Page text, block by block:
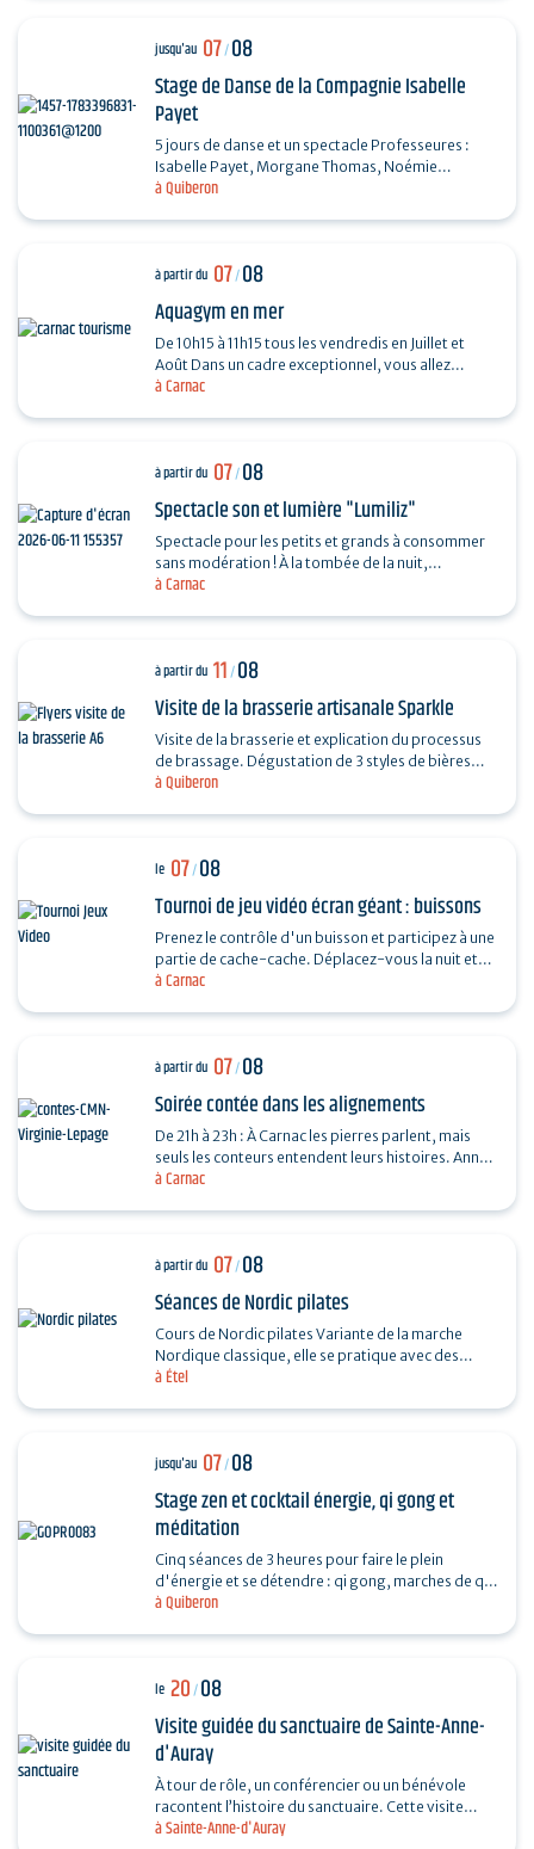
à Quiberon
jusqu'au 07/08
Stage de Danse de la Compagnie Isabelle
Payet
5 jours de danse et un spectacle Professeures :
Isabelle Payet, Morgane Thomas, Noémie
Bourrée, Louise Tanguy Pour les enfants, les
à Carnac
à partir du 07/08
Aquagym en mer
De 10h15 à 11h15 tous les vendredis en Juillet et
Août Dans un cadre exceptionnel, vous allez
muscler jambes, fesses, abdos et bras.
à Carnac
à partir du 07/08
Spectacle son et lumière "Lumiliz"
Spectacle pour les petits et grands à consommer
sans modération ! À la tombée de la nuit,
découvrez un spectacle de projections
à Quiberon
à partir du 11/08
Visite de la brasserie artisanale Sparkle
Visite de la brasserie et explication du processus
de brassage. Dégustation de 3 styles de bières
différents. Durée : environ 1 heure, dégustation…
à Carnac
le 07/08
Tournoi de jeu vidéo écran géant : buissons
Prenez le contrôle d'un buisson et participez à une
partie de cache-cache. Déplacez-vous la nuit et
profitez du jour pour observer et débusquer vos…
à Carnac
à partir du 07/08
Soirée contée dans les alignements
De 21h à 23h : À Carnac les pierres parlent, mais
seuls les conteurs entendent leurs histoires. Anne
Jacob, Paul Maisonneuve, Caroline Avenel et…
à Étel
à partir du 07/08
Séances de Nordic pilates
Cours de Nordic pilates Variante de la marche
Nordique classique, elle se pratique avec des
bâtons (BungyPump). Les bâtons sont fournis.
à Quiberon
jusqu'au 07/08
Stage zen et cocktail énergie, qi gong et
méditation
Cinq séances de 3 heures pour faire le plein
d'énergie et se détendre : qi gong, marches de qi
gong et de méditation, do in, relaxation. les
à Sainte-Anne-d'Auray
le 20/08
Visite guidée du sanctuaire de Sainte-Anne-
d'Auray
À tour de rôle, un conférencier ou un bénévole
racontent l’histoire du sanctuaire. Cette visite
guidée est une immersion historique,